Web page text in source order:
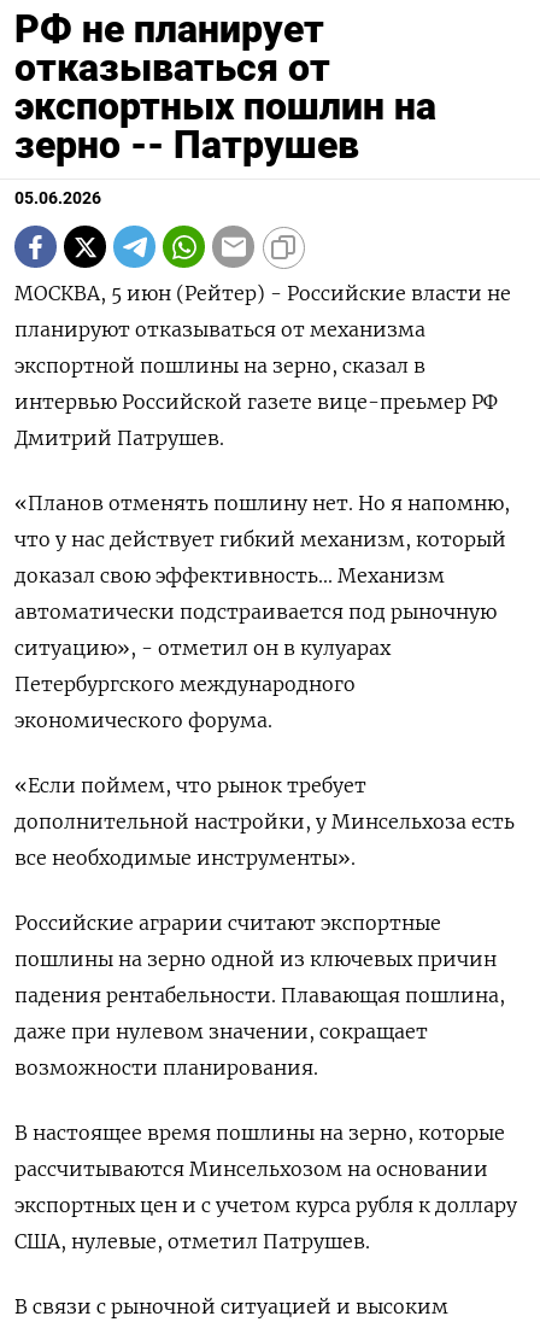
РФ не планирует
отказываться от
экспортных пошлин на
зерно -- Патрушев
05.06.2026
МОСКВА, 5 июн (Рейтер) - Российские власти не
планируют отказываться от механизма
экспортной пошлины на ‌зерно, сказал в
интервью Российской газете вице-преьмер РФ
Дмитрий Патрушев.
«Планов отменять пошлину ​нет. Но ​я ​напомню,
что ⁠у нас действует гибкий ‌механизм, который
доказал ‌свою эффективность... Механизм
автоматически подстраивается под рыночную
ситуацию», - отметил он ​в кулуарах
Петербургского международного
‌экономического форума.
«Если поймем, что рынок ​требует
дополнительной настройки, у Минсельхоза есть
‌все необходимые инструменты».
Российские аграрии считают экспортные
пошлины на зерно одной из ​ключевых ​причин
падения ‌рентабельности. Плавающая пошлина,
даже при нулевом ​значении, сокращает
возможности планирования.
В настоящее время пошлины на зерно, которые
рассчитываются Минсельхозом на основании
экспортных цен и с учетом курса рубля к доллару ​
США, нулевые, ⁠отметил Патрушев.
В связи с рыночной ситуацией и ‌высоким